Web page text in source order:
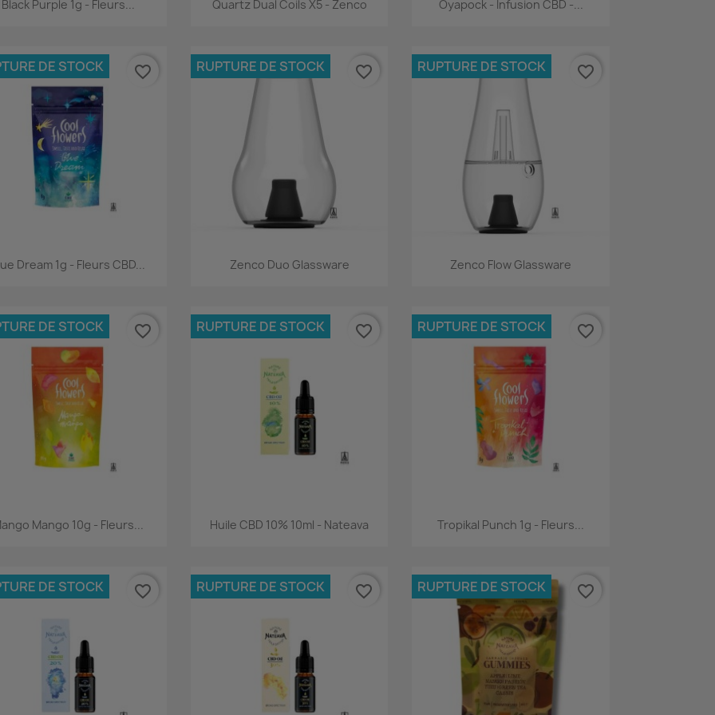
Black Purple 1g - Fleurs... Quartz Dual Coils X5 - Zenco Oyapock - Infusion CBD -...
Aperçu rapide
Dream 1g - Fleurs CBD...
DE STOCK favorite_border
Aperçu rapide
Zenco Duo Glassware
RUPTURE DE STOCK favorite_border
Aperçu rapide
Zenco Flow Glassware
RUPTURE DE STOCK favorite_border
 Aperçu rapide
Mango 10g - Fleurs...
DE STOCK favorite_border
Aperçu rapide
Huile CBD 10% 10ml - Nateava
RUPTURE DE STOCK favorite_border
Aperçu rapide
Tropikal Punch 1g - Fleurs...
RUPTURE DE STOCK favorite_border
DE STOCK favorite_border RUPTURE DE STOCK favorite_border RUPTURE DE STOCK favorite_border